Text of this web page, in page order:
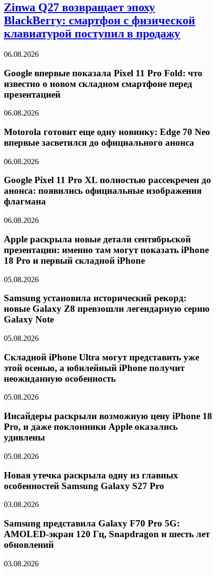
Zinwa Q27 возвращает эпоху
BlackBerry: смартфон с физической
клавиатурой поступил в продажу
06.08.2026
Google впервые показала Pixel 11 Pro Fold: что
известно о новом складном смартфоне перед
презентацией
06.08.2026
Motorola готовит еще одну новинку: Edge 70 Neo
впервые засветился до официального анонса
06.08.2026
Google Pixel 11 Pro XL полностью рассекречен до
анонса: появились официальные изображения
флагмана
06.08.2026
Apple раскрыла новые детали сентябрьской
презентации: именно там могут показать iPhone
18 Pro и первый складной iPhone
05.08.2026
Samsung установила исторический рекорд:
новые Galaxy Z8 превзошли легендарную серию
Galaxy Note
05.08.2026
Складной iPhone Ultra могут представить уже
этой осенью, а юбилейный iPhone получит
неожиданную особенность
05.08.2026
Инсайдеры раскрыли возможную цену iPhone 18
Pro, и даже поклонники Apple оказались
удивлены
05.08.2026
Новая утечка раскрыла одну из главных
особенностей Samsung Galaxy S27 Pro
03.08.2026
Samsung представила Galaxy F70 Pro 5G:
AMOLED-экран 120 Гц, Snapdragon и шесть лет
обновлений
03.08.2026